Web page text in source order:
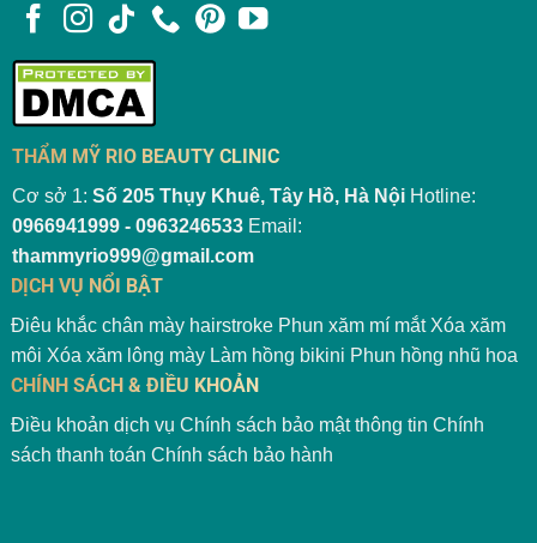
THẨM MỸ RIO BEAUTY CLINIC
Cơ sở 1: Số 205 Thụy Khuê, Tây Hồ, Hà NộiHotline:
0966941999 - 0963246533Email:
thammyrio999@gmail.com
DỊCH VỤ NỔI BẬT
Điêu khắc chân mày hairstroke Phun xăm mí mắt Xóa xăm
môi Xóa xăm lông mày Làm hồng bikini Phun hồng nhũ hoa
CHÍNH SÁCH & ĐIỀU KHOẢN
Điều khoản dịch vụ Chính sách bảo mật thông tin Chính
sách thanh toán Chính sách bảo hành